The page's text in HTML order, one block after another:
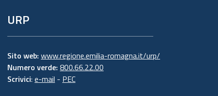
URP
Sito web: www.regione.emilia-romagna.it/urp/
Numero verde: 800.66.22.00
Scrivici: e-mail - PEC